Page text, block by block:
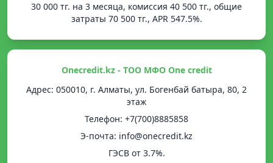
30 000 тг. на 3 месяца, комиссия 40 500 тг., общие
затраты 70 500 тг., APR 547.5%.
Onecredit.kz - ТОО МФО One credit
Адрес: 050010, г. Алматы, ул. Богенбай батыра, 80, 2
этаж
Телефон: +7(700)8885858
Э-почта: info@onecredit.kz
ГЭСВ от 3.7%.